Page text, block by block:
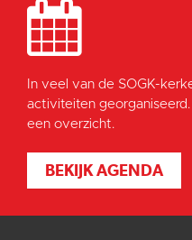
In veel van de SOGK-
activiteiten
een overzicht.
BEKIJK AGENDA